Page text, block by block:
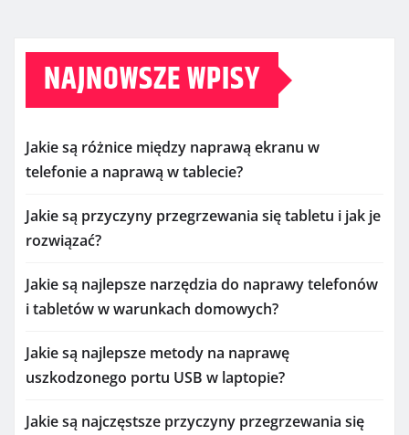
NAJNOWSZE WPISY
Jakie są różnice między naprawą ekranu w
telefonie a naprawą w tablecie?
Jakie są przyczyny przegrzewania się tabletu i jak je
rozwiązać?
Jakie są najlepsze narzędzia do naprawy telefonów
i tabletów w warunkach domowych?
Jakie są najlepsze metody na naprawę
uszkodzonego portu USB w laptopie?
Jakie są najczęstsze przyczyny przegrzewania się